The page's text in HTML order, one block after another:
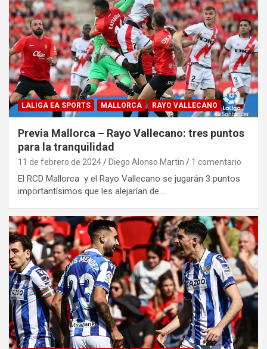
LALIGA EA SPORTS MALLORCA RAYO VALLECANO
Previa Mallorca – Rayo Vallecano: tres puntos
para la tranquilidad
11 de febrero de 2024 Diego Alonso Martin 1 comentario
El RCD Mallorca y el Rayo Vallecano se jugarán 3 puntos
importantísimos que les alejarían de…